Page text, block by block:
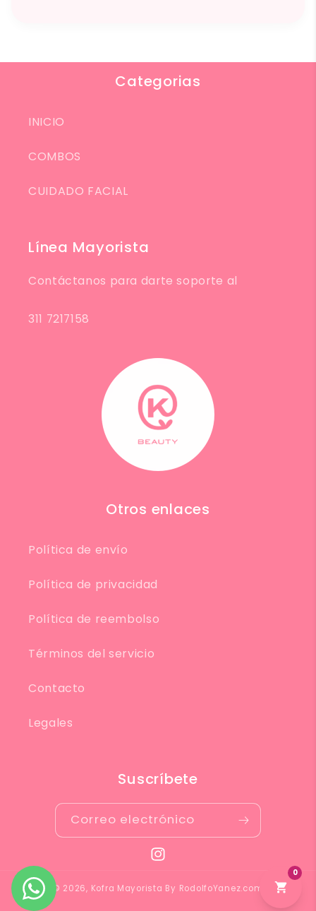
Categorias
INICIO
COMBOS
CUIDADO FACIAL
Línea Mayorista
Contáctanos para darte soporte al
311 7217158
Otros enlaces
Política de envío
Política de privacidad
Política de reembolso
Términos del servicio
Contacto
Legales
Suscríbete
Correo electrónico
Instagram
© 2026, Kofra Mayorista By RodolfoYanez.com